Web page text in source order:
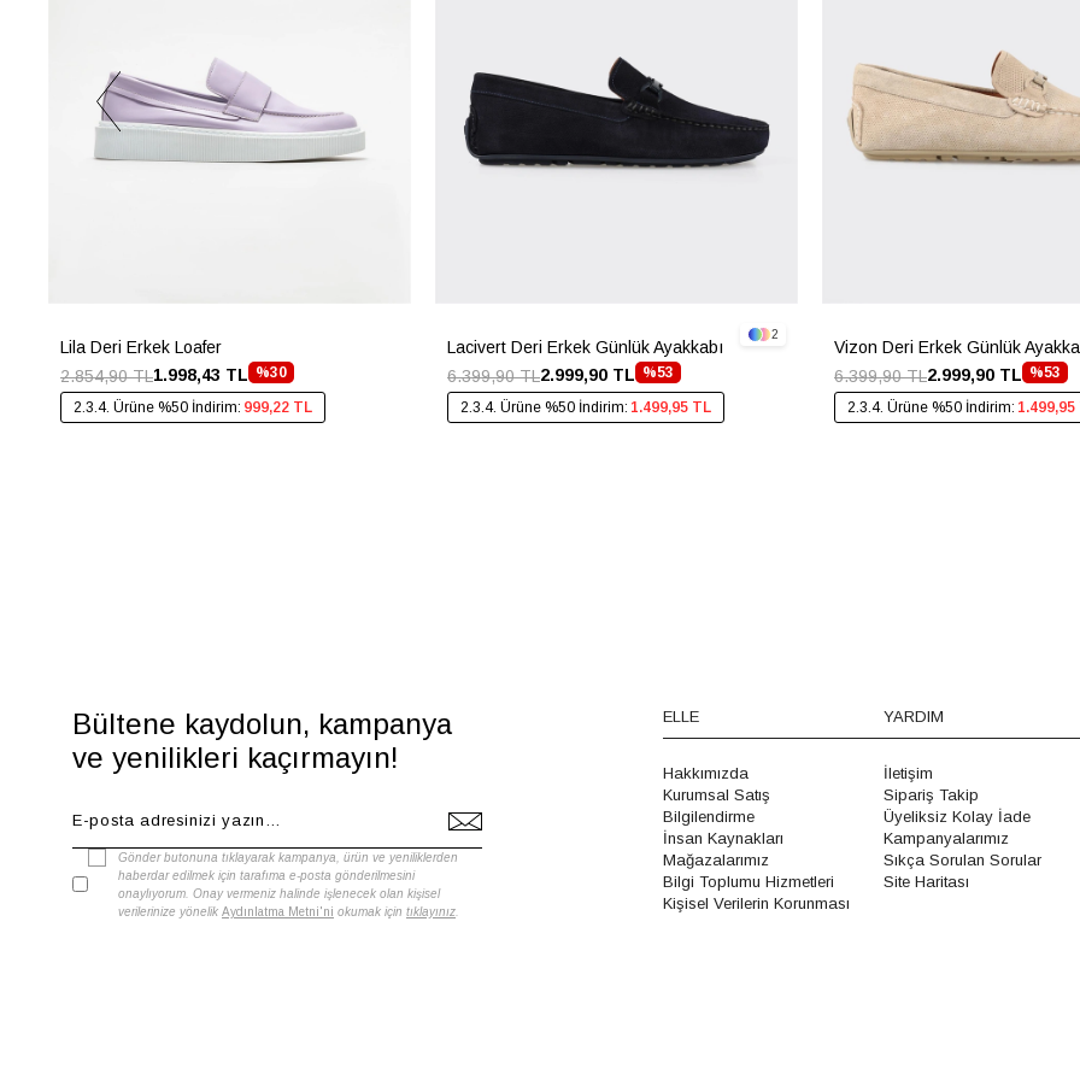
Lila Deri Erkek Loafer
%30
1.998,43 TL
2.854,90 TL
2.3.4. Ürüne %50 İndirim: 999,22 TL
Lacivert Deri Erkek Günlük Ayakkabı
%53
2.999,90 TL
6.399,90 TL
2.3.4. Ürüne %50 İndirim: 1.499,95 TL
2
Vizon Deri Erkek Günlük
%53
2.999,90 TL
6.399,90 TL
2.3.4. Ürüne %50 İndirim: 1.499,95
Bültene kaydolun, kampanya
ve yenilikleri kaçırmayın!
Gönder butonuna tıklayarak kampanya, ürün ve yeniliklerden
haberdar edilmek için tarafıma e-posta gönderilmesini
onaylıyorum. Onay vermeniz halinde işlenecek olan kişisel
verilerinize yönelik Aydınlatma Metni'ni okumak için tıklayınız
ELLE
Hakkımızda
Kurumsal Satış
Bilgilendirme
İnsan Kaynakları
Mağazalarımız
Bilgi Toplumu Hizmetleri
Kişisel Verilerin Korunması
YARDIM
İletişim
Sipariş Takip
Üyeliksiz Kolay İade
Kampanyalarımız
Sıkça Sorulan Sorular
Site Haritası